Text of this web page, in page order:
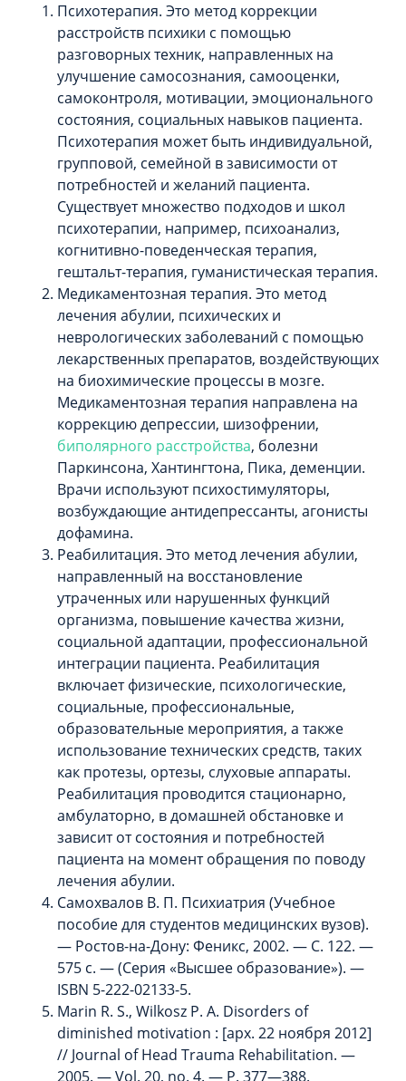
Психотерапия. Это метод коррекции
расстройств психики с помощью
разговорных техник, направленных на
улучшение самосознания, самооценки,
самоконтроля, мотивации, эмоционального
состояния, социальных навыков пациента.
Психотерапия может быть индивидуальной,
групповой, семейной в зависимости от
потребностей и желаний пациента.
Существует множество подходов и школ
психотерапии, например, психоанализ,
когнитивно-поведенческая терапия,
гештальт-терапия, гуманистическая терапия.
Медикаментозная терапия. Это метод
лечения абулии, психических и
неврологических заболеваний с помощью
лекарственных препаратов, воздействующих
на биохимические процессы в мозге.
Медикаментозная терапия направлена на
коррекцию депрессии, шизофрении,
биполярного расстройства, болезни
Паркинсона, Хантингтона, Пика, деменции.
Врачи используют психостимуляторы,
возбуждающие антидепрессанты, агонисты
дофамина.
Реабилитация. Это метод лечения абулии,
направленный на восстановление
утраченных или нарушенных функций
организма, повышение качества жизни,
социальной адаптации, профессиональной
интеграции пациента. Реабилитация
включает физические, психологические,
социальные, профессиональные,
образовательные мероприятия, а также
использование технических средств, таких
как протезы, ортезы, слуховые аппараты.
Реабилитация проводится стационарно,
амбулаторно, в домашней обстановке и
зависит от состояния и потребностей
пациента на момент обращения по поводу
лечения абулии.
Самохвалов В. П. Психиатрия (Учебное
пособие для студентов медицинских вузов).
— Ростов-на-Дону: Феникс, 2002. — С. 122. —
575 с. — (Серия «Высшее образование»). —
ISBN 5-222-02133-5.
Marin R. S., Wilkosz P. A. Disorders of
diminished motivation : [арх. 22 ноября 2012]
// Journal of Head Trauma Rehabilitation. —
2005. — Vol. 20, no. 4. — P. 377—388.